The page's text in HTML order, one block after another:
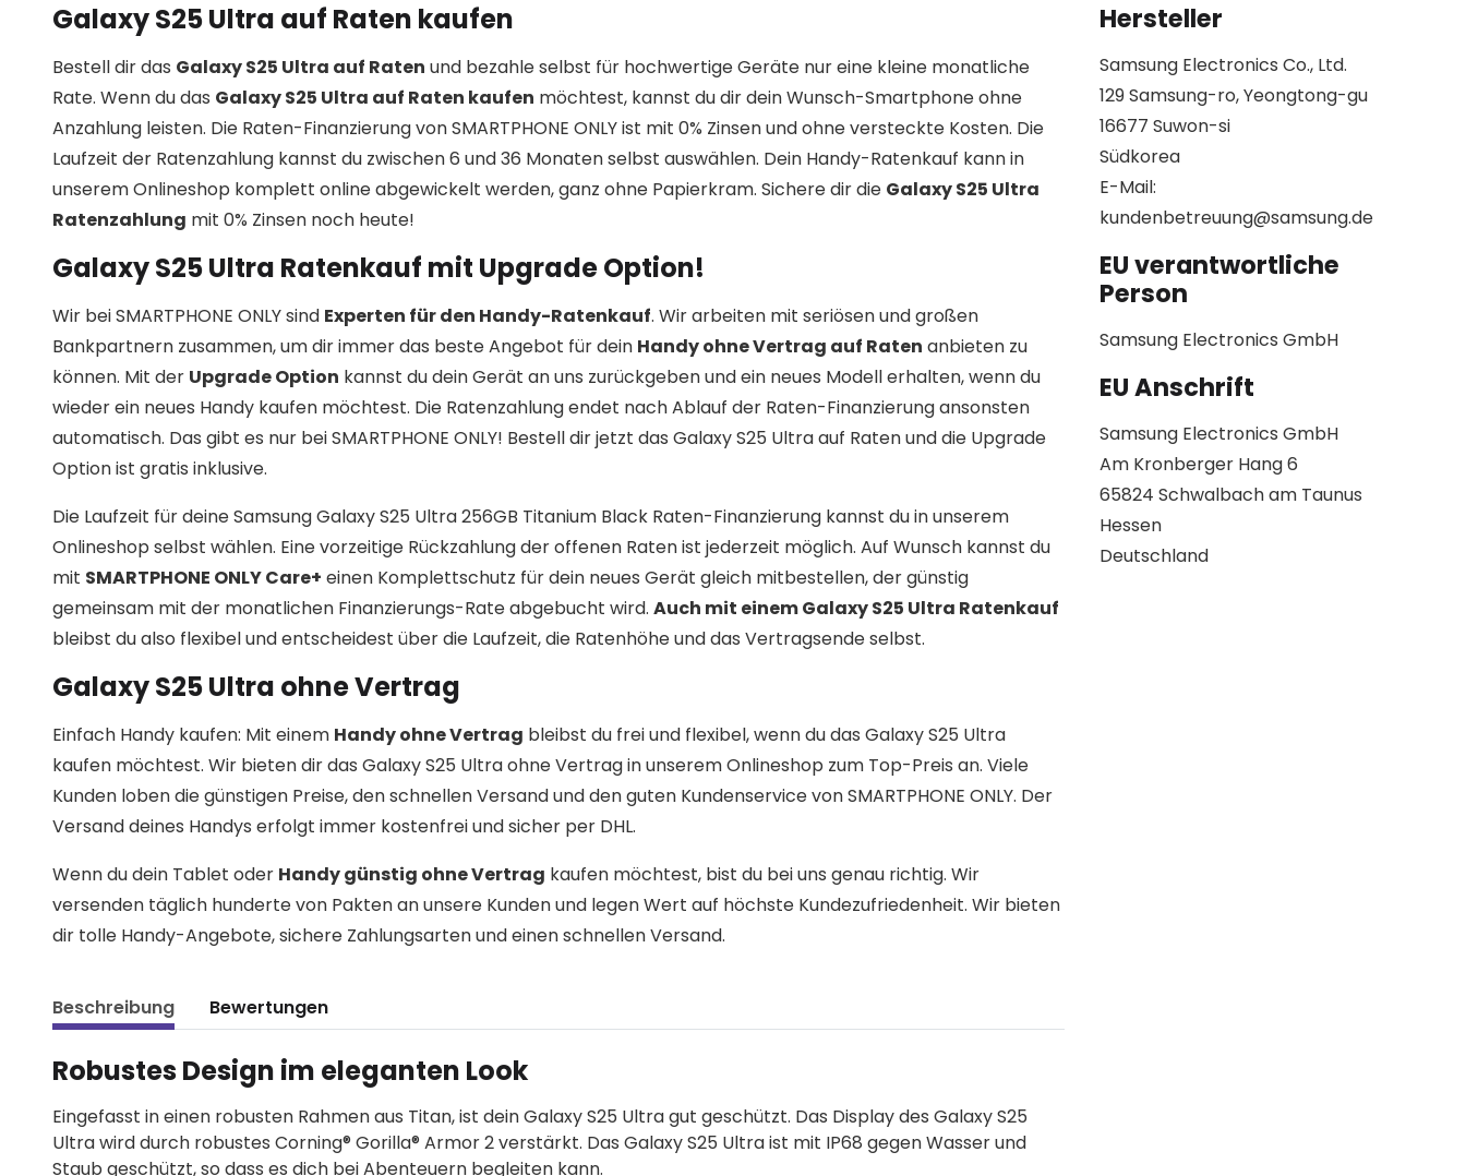
Galaxy S25 Ultra auf Raten kaufen
Bestell dir das Galaxy S25 Ultra auf Raten und bezahle selbst für hochwertige Geräte nur eine kleine monatliche
Rate. Wenn du das Galaxy S25 Ultra auf Raten kaufen möchtest, kannst du dir dein Wunsch-Smartphone ohne
Anzahlung leisten. Die Raten-Finanzierung von SMARTPHONE ONLY ist mit 0% Zinsen und ohne versteckte Kosten. Die
Laufzeit der Ratenzahlung kannst du zwischen 6 und 36 Monaten selbst auswählen. Dein Handy-Ratenkauf kann in
unserem Onlineshop komplett online abgewickelt werden, ganz ohne Papierkram. Sichere dir die Galaxy S25 Ultra
Ratenzahlung mit 0% Zinsen noch heute!
Galaxy S25 Ultra Ratenkauf mit Upgrade Option!
Wir bei SMARTPHONE ONLY sind Experten für den Handy-Ratenkauf. Wir arbeiten mit seriösen und großen
Bankpartnern zusammen, um dir immer das beste Angebot für dein Handy ohne Vertrag auf Raten anbieten zu
können. Mit der Upgrade Option kannst du dein Gerät an uns zurückgeben und ein neues Modell erhalten, wenn du
wieder ein neues Handy kaufen möchtest. Die Ratenzahlung endet nach Ablauf der Raten-Finanzierung ansonsten
automatisch. Das gibt es nur bei SMARTPHONE ONLY! Bestell dir jetzt das Galaxy S25 Ultra auf Raten und die Upgrade
Option ist gratis inklusive.
Die Laufzeit für deine Samsung Galaxy S25 Ultra 256GB Titanium Black Raten-Finanzierung kannst du in unserem
Onlineshop selbst wählen. Eine vorzeitige Rückzahlung der offenen Raten ist jederzeit möglich. Auf Wunsch kannst du
mit SMARTPHONE ONLY Care+ einen Komplettschutz für dein neues Gerät gleich mitbestellen, der günstig
gemeinsam mit der monatlichen Finanzierungs-Rate abgebucht wird. Auch mit einem Galaxy S25 Ultra Ratenkauf
bleibst du also flexibel und entscheidest über die Laufzeit, die Ratenhöhe und das Vertragsende selbst.
Galaxy S25 Ultra ohne Vertrag
Einfach Handy kaufen: Mit einem Handy ohne Vertrag bleibst du frei und flexibel, wenn du das Galaxy S25 Ultra
kaufen möchtest. Wir bieten dir das Galaxy S25 Ultra ohne Vertrag in unserem Onlineshop zum Top-Preis an. Viele
Kunden loben die günstigen Preise, den schnellen Versand und den guten Kundenservice von SMARTPHONE ONLY. Der
Versand deines Handys erfolgt immer kostenfrei und sicher per DHL.
Wenn du dein Tablet oder Handy günstig ohne Vertrag kaufen möchtest, bist du bei uns genau richtig. Wir
versenden täglich hunderte von Pakten an unsere Kunden und legen Wert auf höchste Kundezufriedenheit. Wir bieten
dir tolle Handy-Angebote, sichere Zahlungsarten und einen schnellen Versand.
Beschreibung Bewertungen
Robustes Design im eleganten Look
Eingefasst in einen robusten Rahmen aus Titan, ist dein Galaxy S25 Ultra gut geschützt. Das Display des Galaxy S25
Ultra wird durch robustes Corning® Gorilla® Armor 2 verstärkt. Das Galaxy S25 Ultra ist mit IP68 gegen Wasser und
Staub geschützt, so dass es dich bei Abenteuern begleiten kann.
Hersteller
Samsung Electronics Co., Ltd.
129 Samsung-ro, Yeongtong-gu
16677 Suwon-si
Südkorea
E-Mail:
kundenbetreuung@samsung.de
EU verantwortliche
Person
Samsung Electronics GmbH
EU Anschrift
Samsung Electronics GmbH
Am Kronberger Hang 6
65824 Schwalbach am Taunus
Hessen
Deutschland